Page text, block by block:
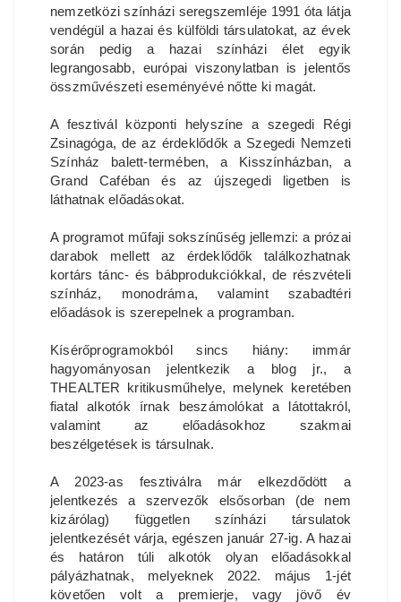
nemzetközi színházi seregszemléje 1991 óta látja
vendégül a hazai és külföldi társulatokat, az évek
során pedig a hazai színházi élet egyik
legrangosabb, európai viszonylatban is jelentős
összművészeti eseményévé nőtte ki magát.
A fesztivál központi helyszíne a szegedi Régi
Zsinagóga, de az érdeklődők a Szegedi Nemzeti
Színház balett-termében, a Kisszínházban, a
Grand Caféban és az újszegedi ligetben is
láthatnak előadásokat.
A programot műfaji sokszínűség jellemzi: a prózai
darabok mellett az érdeklődők találkozhatnak
kortárs tánc- és bábprodukciókkal, de részvételi
színház, monodráma, valamint szabadtéri
előadások is szerepelnek a programban.
Kísérőprogramokból sincs hiány: immár
hagyományosan jelentkezik a blog jr., a
THEALTER kritikusműhelye, melynek keretében
fiatal alkotók írnak beszámolókat a látottakról,
valamint az előadásokhoz szakmai
beszélgetések is társulnak.
A 2023-as fesztiválra már elkezdődött a
jelentkezés a szervezők elsősorban (de nem
kizárólag) független színházi társulatok
jelentkezését várja, egészen január 27-ig. A hazai
és határon túli alkotók olyan előadásokkal
pályázhatnak, melyeknek 2022. május 1-jét
követően volt a premierje, vagy jövő év